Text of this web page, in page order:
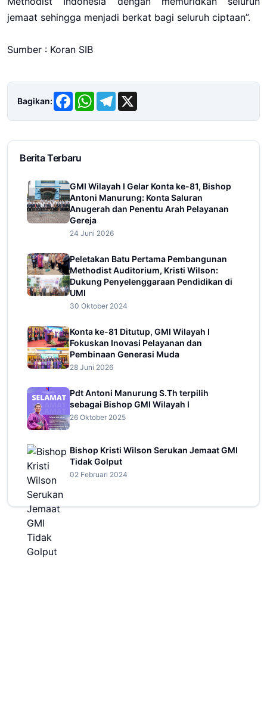
jemaat sehingga menjadi berkat bagi seluruh ciptaan”.
Sumber : Koran SIB
Bagikan: FacebookWhatsApp
Telegram
Berita Terbaru
GMI Wilayah I Gelar Konta ke-81, Bishop
Antoni Manurung: Konta Saluran
Anugerah dan Penentu Arah Pelayanan
Gereja
24 Juni 2026
Peletakan Batu Pertama Pembangunan
Methodist Auditorium, Kristi Wilson:
Dukung Penyelenggaraan Pendidikan di
UMI
30 Oktober 2024
Konta ke-81 Ditutup, GMI Wilayah I
Fokuskan Inovasi Pelayanan dan
Pembinaan Generasi Muda
28 Juni 2026
Pdt Antoni Manurung S.Th terpilih
sebagai Bishop GMI Wilayah I
26 Oktober 2025
Bishop Kristi Wilson Serukan Jemaat GMI
Tidak Golput
02 Februari 2024